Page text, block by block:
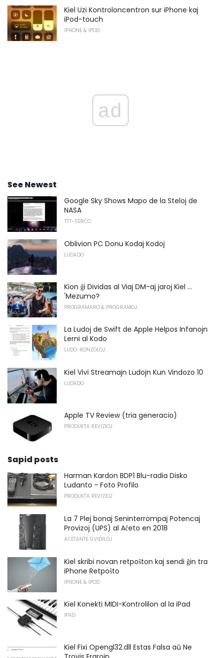
Kiel Uzi Kontroloncentron sur iPhone kaj
iPod-touch
IPHONE & IPOD
ad
See Newest
Google Sky Shows Mapo de la Steloj de
NASA
TTT-SERĈO
Oblivion PC Donu Kodaj Kodoj
LUDADO
Kion ĝi Dividas al Viaj DM-aj jaroj Kiel ...
'Mezumo?
PROGRAMARO & PROGRAMOJ
La Ludoj de Swift de Apple Helpos Infanojn
Lerni al Kodo
LUDO-KONZOLOJ
Kiel Vivi Streamajn Ludojn Kun Vindozo 10
LUDADO
Apple TV Review (tria generacio)
PRODUKTA REVIZIOJ
Sapid posts
Harman Kardon BDP1 Blu-radia Disko
Ludanto - Foto Profilo
PRODUKTA REVIZIOJ
La 7 Plej bonaj Seninterrompaj Potencaj
Provizoj (UPS) al Aĉeto en 2018
AĈETANTE GVIDILOJ
Kiel skribi novan retpoŝton kaj sendi ĝin tra
iPhone Retpoŝto
IPHONE & IPOD
Kiel Konekti MIDI-Kontrolilon al la iPad
IPAD
Kiel Fixi Opengl32.dll Estas Falsa aŭ Ne